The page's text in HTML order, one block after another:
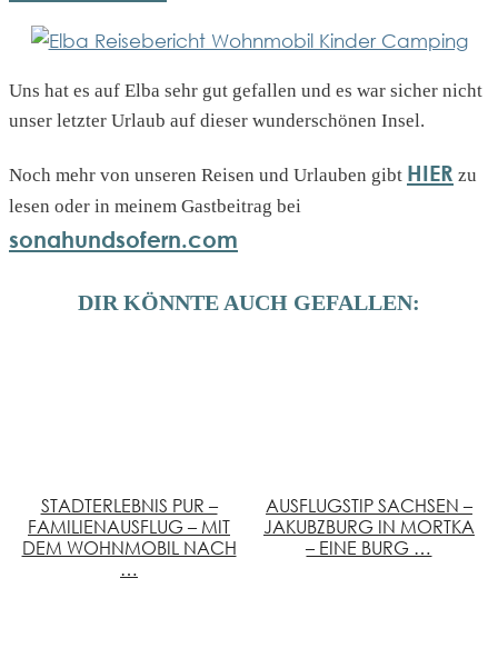
Uns hat es auf Elba sehr gut gefallen und es war sicher nicht
unser letzter Urlaub auf dieser wunderschönen Insel.
Noch mehr von unseren Reisen und Urlauben gibt HIER zu
lesen oder in meinem Gastbeitrag bei
sonahundsofern.com
DIR KÖNNTE AUCH GEFALLEN:
STADTERLEBNIS PUR –
FAMILIENAUSFLUG – MIT
DEM WOHNMOBIL NACH
…
AUSFLUGSTIP SACHSEN –
JAKUBZBURG IN MORTKA
– EINE BURG …